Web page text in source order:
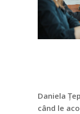
Daniela
când le